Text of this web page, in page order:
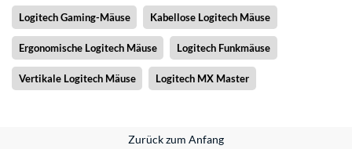
Logitech Gaming-Mäuse Kabellose Logitech Mäuse
Ergonomische Logitech Mäuse Logitech Funkmäuse
Vertikale Logitech Mäuse Logitech MX Master
Zurück zum Anfang